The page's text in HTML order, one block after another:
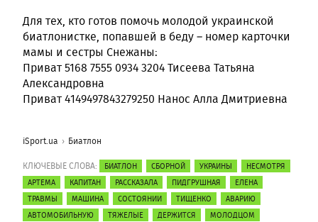
Для тех, кто готов помочь молодой украинской
биатлонистке, попавшей в беду – номер карточки
мамы и сестры Снежаны:
Приват 5168 7555 0934 3204 Тисеева Татьяна
Александровна
Приват 4149497843279250 Нанос Алла Дмитриевна
iSport.ua Биатлон
КЛЮЧЕВЫЕ СЛОВА: БИАТЛОН СБОРНОЙ УКРАИНЫ
НЕСМОТРЯ
АРТЕМА
КАПИТАН РАССКАЗАЛА ПИДГРУШНАЯ
ЕЛЕНА
ТРАВМЫ
МАШИНА СОСТОЯНИИ ТИЩЕНКО
АВАРИЮ
АВТОМОБИЛЬНУЮ
ТЯЖЕЛЫЕ ДЕРЖИТСЯ
МОЛОДЦОМ